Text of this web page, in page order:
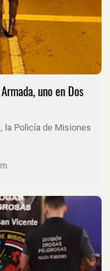
uno en Dos
la Policía de Misiones